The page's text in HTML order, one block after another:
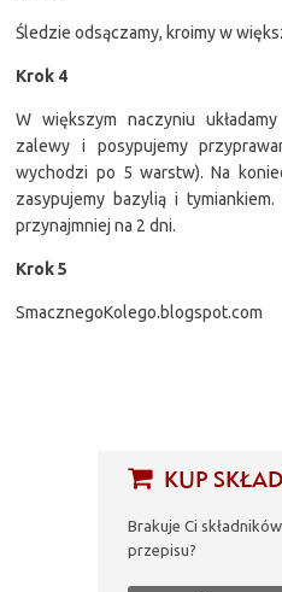
KUP
Brakuje Ci
przepisu?
Śledzie odsączamy, kroimy w
Krok 4
W większym naczyniu
zalewy i posypujemy
wychodzi po 5 warstw). Na
zasypujemy bazylią i
przynajmniej na 2 dni.
Krok 5
SmacznegoKolego.blogspot.com